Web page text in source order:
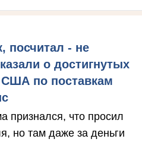
посчитал - не
о достигнутых
США по поставкам
признался, что просил
но там даже за деньги